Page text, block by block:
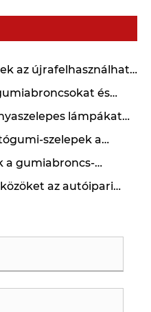
az újrafelhasználható
az autóipari
és
egy kis korona ABS
lámpákat
szelepek a
vezetés
a gumiabroncs-
és
az autóipari